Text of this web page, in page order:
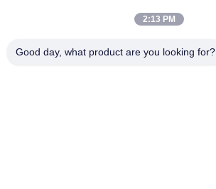
2:13 PM
Good day, what product are you looking for?